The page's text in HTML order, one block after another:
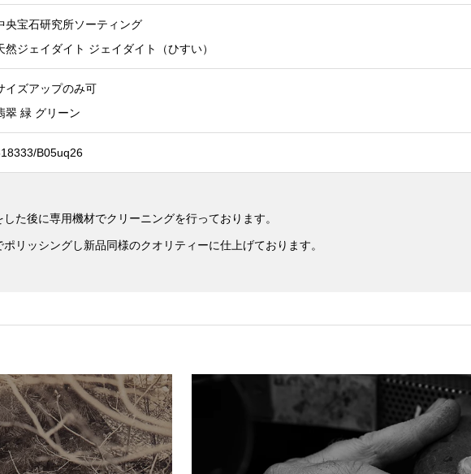
た後に専用機材でクリーニングを行っております。
リッシングし新品同様のクオリティーに仕上げております。
央宝石研究所ソーティング
然ジェイダイト ジェイダイト（ひすい）
イズアップのみ可
翠 緑 グリーン
B05uq26